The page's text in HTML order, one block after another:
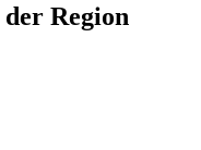
der Region